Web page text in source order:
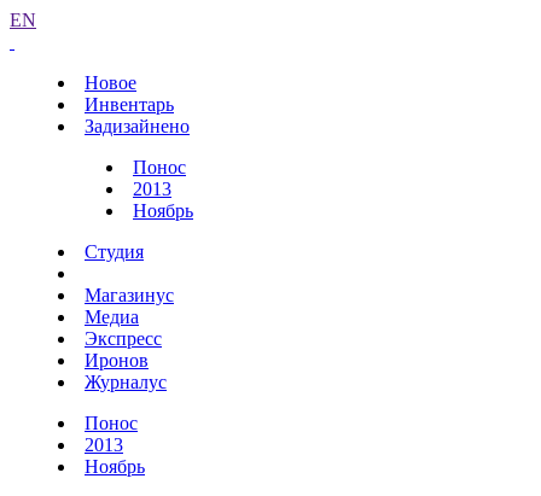
EN
Новое
Инвентарь
Задизайнено
Понос
2013
Ноябрь
Студия
Магазинус
Медиа
Экспресс
Иронов
Журналус
Понос
2013
Ноябрь